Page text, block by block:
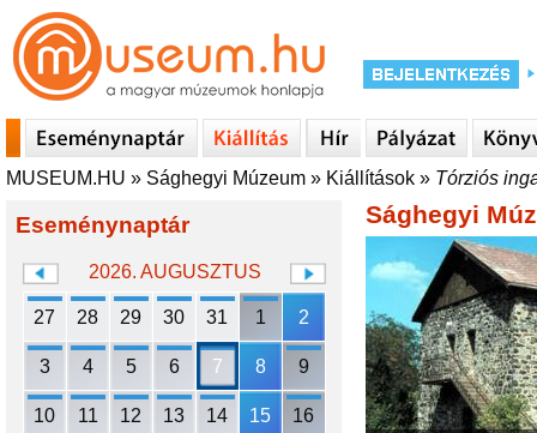
MUSEUM.HU » Sághegyi Múzeum » Kiállítások » Tórziós
Eseménynaptár
2026. AUGUSZTUS
27 28 29 30 31 1 2
3 4 5 6 7 8 9
10 11 12 13 14 15 16
Sághegyi